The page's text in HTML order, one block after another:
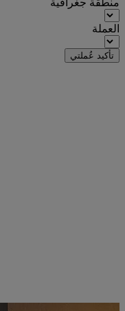
منطقة جغرافية
العملة
تأكيد عُملتي